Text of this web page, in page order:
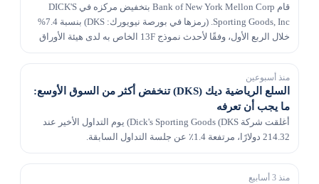
قام Bank of New York Mellon Corp بتخفيض مركزه في DICK'S
Sporting Goods, Inc. (رمزها في بورصة نيويورك: DKS) بنسبة 7.4%
خلال الربع الأول، وفقًا لأحدث نموذج 13F الخاص به لدى هيئة الأوراق
منذ أسبوعين
السلع الرياضية ديك (DKS) تنخفض أكثر من السوق الأوسع:
ما يجب أن تعرفه
أغلقت شركة Dick's Sporting Goods (DKS) يوم التداول الأخير عند
214.32 دولارًا، مرتفعة 1.4٪ عن جلسة التداول السابقة.
منذ 3 أسابيع